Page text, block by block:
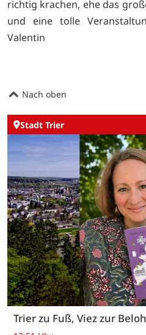
richtig krachen, ehe das
und eine tolle
Valentin
Nach oben
Stadt Trier
Trier zu Fuß, Viez zur